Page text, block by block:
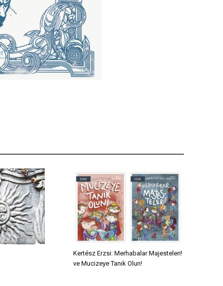
Kertész Erzsi: Merhabalar Majesteleri!
ve Mucizeye Tanık Olun!